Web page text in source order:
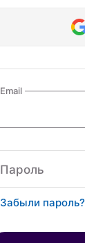
Email
Пароль
Забыли пароль?